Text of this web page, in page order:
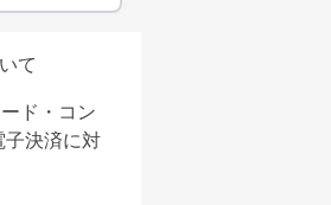
て
ド・コン
子決済に対